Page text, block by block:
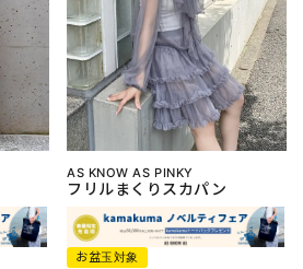
AS KNOW AS PINKY
フリルまくりスカパン
お盆玉対象